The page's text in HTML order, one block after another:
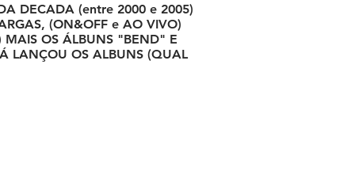
DECADA (entre 2000 e 2005)
(ON&OFF e AO VIVO)
OS ÁLBUNS "BEND" E
LANÇOU OS ALBUNS (QUAL